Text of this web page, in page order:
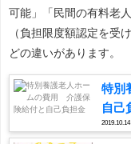
可能」「民間の有料老
（負担限度額認定を受
どの違いがあります。
特別
自己
2019.10.14